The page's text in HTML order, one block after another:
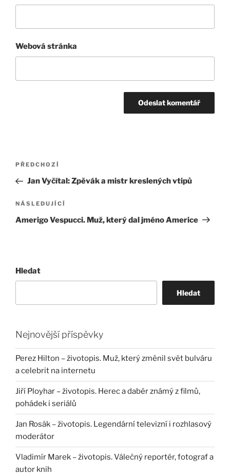
Webová stránka
Navigace
příspěvek
Předchozí
příspěvek
PŘEDCHOZÍ
Jan Vyčítal: Zpěvák a mistr kreslených vtipů
Následující
příspěvek
NÁSLEDUJÍCÍ
Amerigo Vespucci. Muž, který dal jméno Americe
Hledat
Hledat
Nejnovější příspěvky
Perez Hilton – životopis. Muž, který změnil svět bulváru
a celebrit na internetu
Jiří Ployhar – životopis. Herec a dabér známý z filmů,
pohádek i seriálů
Jan Rosák – životopis. Legendární televizní i rozhlasový
moderátor
Vladimír Marek – životopis. Válečný reportér, fotograf a
autor knih